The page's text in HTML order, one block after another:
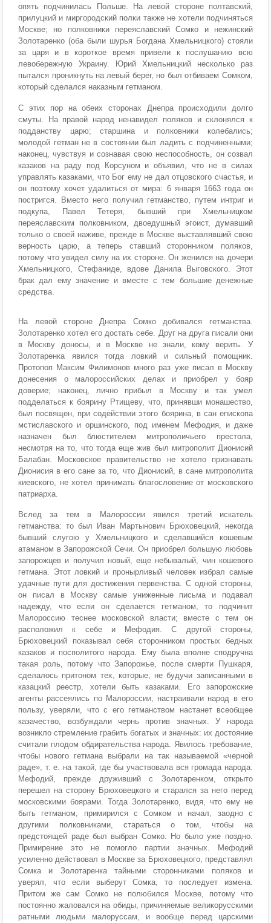
опять подчинилась Польше. На левой стороне полтавский,
прилуцкий и миргородский полки также не хотели подчиняться
Москве; но полковники переяславский Сомко и нежинский
Золотаренко (оба были шурья Богдана Хмельницкого) стояли
за царя и в короткое время привели к послушанию всю
левобережную Украину. Юрий Хмельницкий несколько раз
пытался проникнуть на левый берег, но был отбиваем Сомком,
который сделался наказным гетманом.
С этих пор на обеих сторонах Днепра происходили долго
смуты. На правой народ ненавидел поляков и склонялся к
подданству царю; старшина и полковники колебались;
молодой гетман не в состоянии был ладить с подчиненными;
наконец, чувствуя и сознавая свою неспособность, он созвал
казаков на раду под Корсуном и объявил, что не в силах
управлять казаками, что Бог ему не дал отцовского счастья, и
он поэтому хочет удалиться от мира: 6 января 1663 года он
постригся. Вместо него получил гетманство, путем интриг и
подкупа, Павел Тетеря, бывший при Хмельницком
переяславским полковником, двоедушный эгоист, думавший
только о своей наживе, прежде в Москве выставлявший свою
верность царю, а теперь ставший сторонником поляков,
потому что увидел силу на их стороне. Он женился на дочери
Хмельницкого, Стефаниде, вдове Данила Выговского. Этот
брак дал ему значение и вместе с тем большие денежные
средства.
На левой стороне Днепра Сомко добивался гетманства.
Золотаренко хотел его достать себе. Друг на друга писали они
в Москву доносы, и в Москве не знали, кому верить. У
Золотаренка явился тогда ловкий и сильный помощник.
Протопоп Максим Филимонов много раз уже писал в Москву
донесения о малороссийских делах и приобрел у бояр
доверие; наконец, лично прибыл в Москву и так умел
подделаться к боярину Ртищеву, что, принявши монашество,
был посвящен, при содействии этого боярина, в сан епископа
мстиславского и оршинского, под именем Мефодия, и даже
назначен был блюстителем митрополичьего престола,
несмотря на то, что тогда еще жив был митрополит Дионисий
Балабан. Московское правительство не хотело признавать
Дионисия в его сане за то, что Дионисий, в сане митрополита
киевского, не хотел принимать благословение от московского
патриарха.
Вслед за тем в Малороссии явился третий искатель
гетманства: то был Иван Мартынович Брюховецкий, некогда
бывший слугою у Хмельницкого и сделавшийся кошевым
атаманом в Запорожской Сечи. Он приобрел большую любовь
запорожцев и получил новый, еще небывалый, чин кошевого
гетмана. Этот ловкий и пронырливый человек избрал самые
удачные пути для достижения первенства. С одной стороны,
он писал в Москву самые униженные письма и подавал
надежду, что если он сделается гетманом, то подчинит
Малороссию теснее московской власти; вместе с тем он
расположил к себе и Мефодия. С другой стороны,
Брюховецкий показывал себя сторонником простых бедных
казаков и посполитого народа. Ему была вполне сподручна
такая роль, потому что Запорожье, после смерти Пушкаря,
сделалось притоном тех, которые, не будучи записанными в
казацкий реестр, хотели быть казаками. Его запорожские
агенты рассеялись по Малороссии, настраивали народ в его
пользу, уверяли, что с его гетманством настанет всеобщее
казачество, возбуждали чернь против значных. У народа
возникло стремление грабить богатых и значных: их достояние
считали плодом обдирательства народа. Явилось требование,
чтобы нового гетмана выбрали на так называемой «черной
раде», т. е. на такой, где бы участвовала вся громада народа.
Мефодий, прежде друживший с Золотаренком, открыто
перешел на сторону Брюховецкого и старался за него перед
московскими боярами. Тогда Золотаренко, видя, что ему не
быть гетманом, примирился с Сомком и начал, заодно с
другими полковниками, стараться о том, чтобы на
предстоящей раде был выбран Сомко. Но было уже поздно.
Примирение это не помогло партии значных. Мефодий
усиленно действовал в Москве за Брюховецкого, представлял
Сомка и Золотаренка тайными сторонниками поляков и
уверял, что если выберут Сомка, то последует измена.
Притом же сам Сомко не полюбился Москве, потому что
постоянно жаловался на обиды, причиняемые великорусскими
ратными людьми малоруссам, и вообще перед царскими